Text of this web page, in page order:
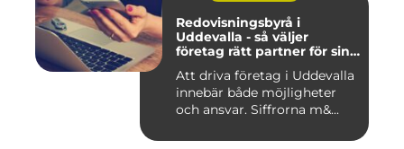
Redovisningsbyrå i
Uddevalla - så väljer
företag rätt partner för sin
Att driva företag i Uddevalla
innebär både möjligheter
och ansvar. Siffrorna m&...